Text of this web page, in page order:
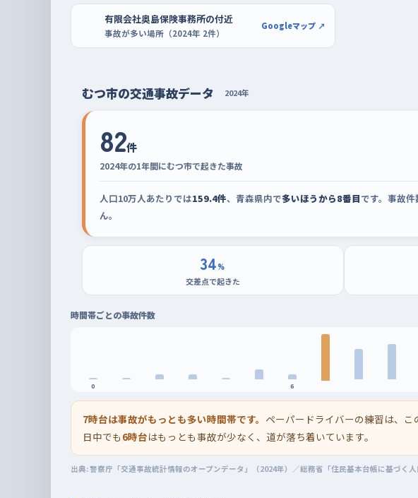
何度やり直しても気兼ねがいりません。慣れてきたら、むつ駐車場のような
場所への出し入れを試してみてください。
有限会社奥島保険事務所の付近
事故が多い場所（2024年 2件）
Googleマップ ↗
むつ市の交通事故データ 2024年
82件
2024年の1年間にむつ市で起きた事故
人口10万人あたりでは159.4件、青森県内で多いほうから8番目です。事故
ん。
34%
交差点で起きた
時間帯ごとの事故件数
0 6
7時台は事故がもっとも多い時間帯です。 ペーパードライバーの練習は、
日中でも 6時台はもっとも事故が少なく、道が落ち着いています。
出典: 警察庁「交通事故統計情報のオープンデータ」（2024年）／総務省「住民基本台帳に基づく